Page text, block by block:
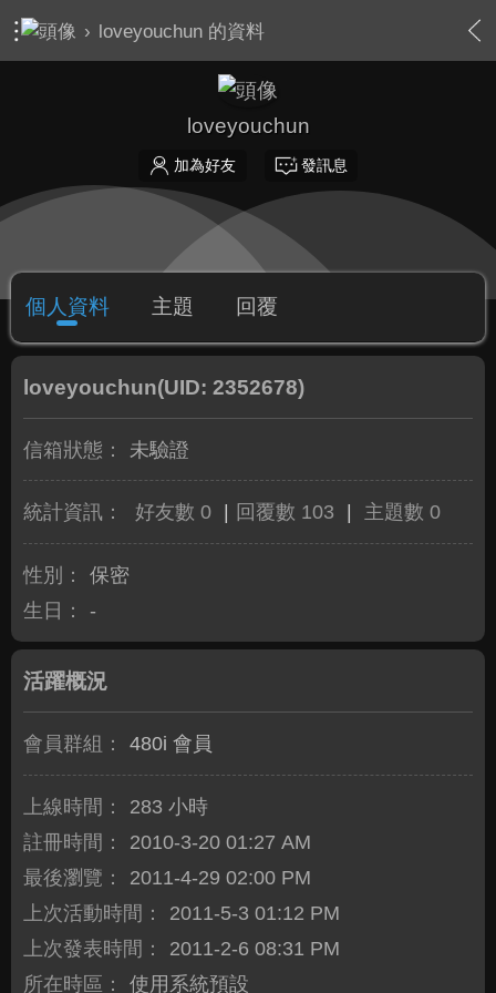
› loveyouchun 的資料
loveyouchun
加為好友 發訊息
個人資料 主題 回覆
loveyouchun(UID: 2352678)
信箱狀態： 未驗證
統計資訊： 好友數 0 回覆數 103 主題數 0
性別：
保密
生日：
-
活躍概況
會員群組： 480i 會員
上線時間：
283 小時
註冊時間：
2010-3-20 01:27 AM
最後瀏覽：
2011-4-29 02:00 PM
上次活動時間：
2011-5-3 01:12 PM
上次發表時間：
2011-2-6 08:31 PM
所在時區：
使用系統預設